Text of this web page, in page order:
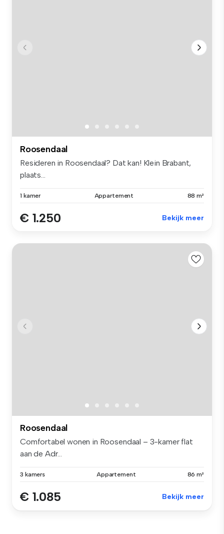
Roosendaal
Resideren in Roosendaal? Dat kan! Klein Brabant,
plaats...
1 kamer Appartement 88 m²
€ 1.250 Bekijk meer
Roosendaal
Comfortabel wonen in Roosendaal – 3-kamer flat
aan de Adr...
3 kamers Appartement 86 m²
€ 1.085 Bekijk meer